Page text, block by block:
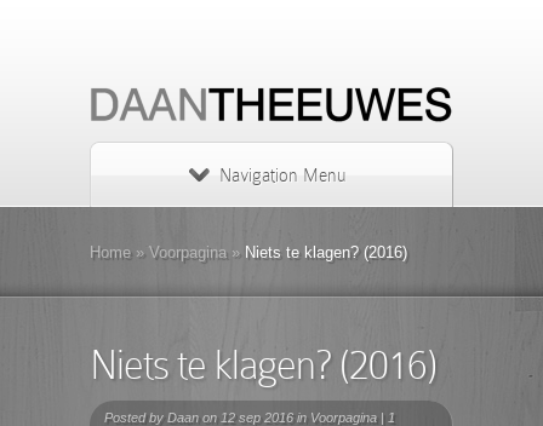
Navigation Menu
Home » Voorpagina » Niets te klagen? (2016)
Niets te klagen? (2016)
Posted by Daan on 12 sep 2016 in Voorpagina | 1